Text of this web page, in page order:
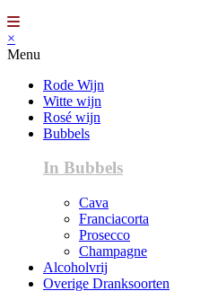
×
Menu
Rode Wijn
Witte wijn
Rosé wijn
Bubbels
In Bubbels
Cava
Franciacorta
Prosecco
Champagne
Alcoholvrij
Overige Dranksoorten